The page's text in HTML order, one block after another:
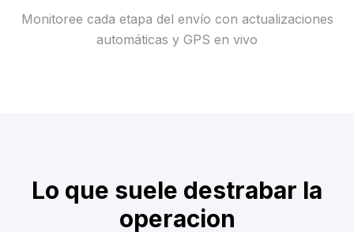
Monitoree cada etapa del envío con actualizaciones
automáticas y GPS en vivo
Lo que suele destrabar la
operacion